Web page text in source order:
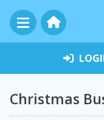
Christmas